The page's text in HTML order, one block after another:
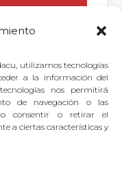
utilizamos tecnologías
a la información del
nos permitirá
de navegación o las
consentir o retirar el
a ciertas características y
para
o
.